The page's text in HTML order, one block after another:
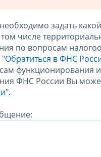
задать
числе
по вопросам
"Обратиться в ФНС
функционирования
ФНС России Вы